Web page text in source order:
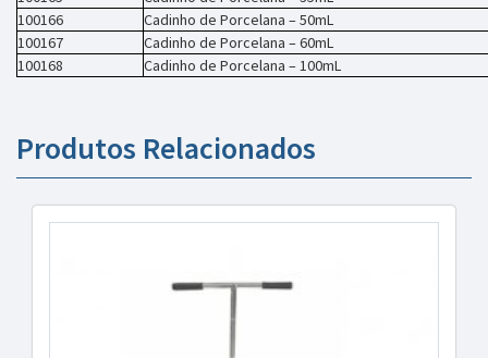
100166
Cadinho de Porcelana – 50mL
100167
Cadinho de Porcelana – 60mL
100168
Cadinho de Porcelana – 100mL
Produtos Relacionados